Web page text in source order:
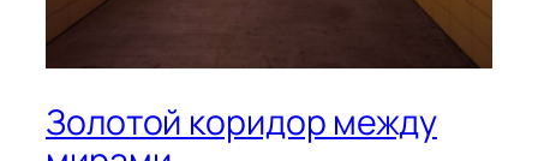
Золотой коридор между